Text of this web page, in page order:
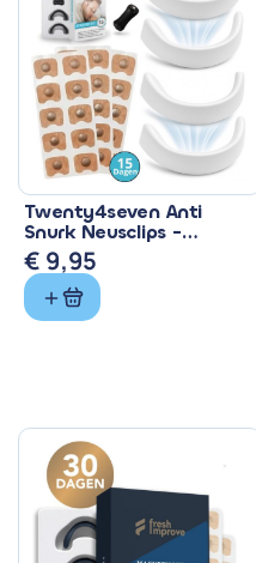
Twenty4seven Anti
Snurk Neusclips -
Magnetische
Neusspreiders 15 Paar
€ 9,95